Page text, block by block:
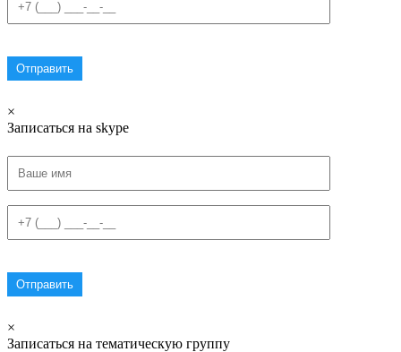
×
Записаться на skype
×
Записаться на тематическую группу